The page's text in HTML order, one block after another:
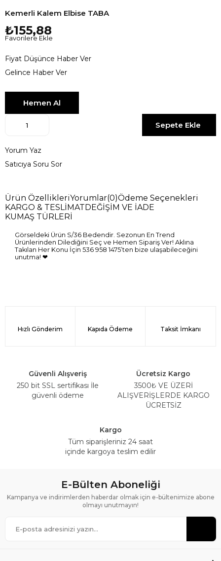
Kemerli Kalem Elbise TABA
₺155,88
Favorilere Ekle
Fiyat Düşünce Haber Ver
Gelince Haber Ver
Yorum Yaz
Satıcıya Soru Sor
Ürün ÖzellikleriYorumlar(0)Ödeme Seçenekleri
KARGO & TESLİMAT DEĞİŞİM VE İADE
KUMAŞ TÜRLERİ
Görseldeki Ürün S/36 Bedendir. Sezonun En Trend
Ürünlerinden Dilediğini Seç ve Hemen Sipariş Ver! Aklına
Takılan Her Konu İçin 536 958 1475’ten bize ulaşabileceğini
unutma! ❤
Hızlı Gönderim Kapıda Ödeme Taksit İmkanı
Güvenli Alışveriş
250 bit SSL sertifikası İle
güvenli ödeme
Ücretsiz Kargo
3500₺ VE ÜZERİ
ALIŞVERİŞLERDE KARGO
ÜCRETSİZ
Kargo
Tüm siparişleriniz 24 saat
içinde kargoya teslim edilir
E-Bülten Aboneliği
Kampanya ve indirimlerden haberdar olmak için e-bültenimize abone
olmayı unutmayın!